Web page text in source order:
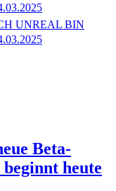
UNREAL BIN
Beta-
heute